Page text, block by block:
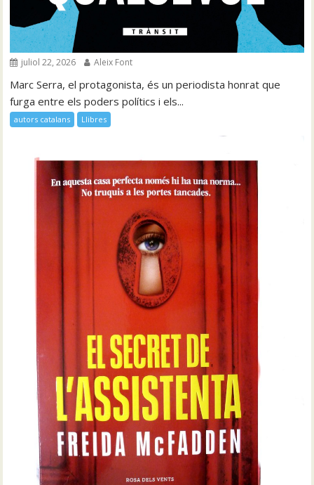
juliol 22, 2026 Aleix Font
Marc Serra, el protagonista, és un periodista honrat que
furga entre els poders polítics i els...
autors catalans Llibres